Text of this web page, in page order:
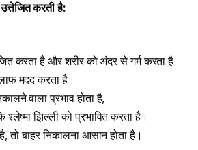
उत्तेजित करती है:
करता है और शरीर को अंदर से गर्म करता है
मदद करता है।
वाला प्रभाव होता है,
झिल्ली को प्रभावित करता है।
तो बाहर निकालना आसान होता है।